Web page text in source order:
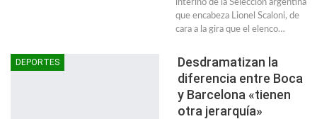
interino de la Selección argentina
que encabeza Lionel Scaloni, de
cara a la gira que el elenco…
DEPORTES
Desdramatizan la
diferencia entre Boca
y Barcelona «tienen
otra jerarquía»